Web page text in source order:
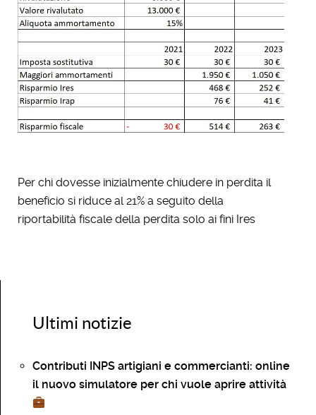
Per chi dovesse inizialmente chiudere in perdita il
beneficio si riduce al 21% a seguito della
riportabilità fiscale della perdita solo ai fini Ires
Ultimi notizie
Contributi INPS artigiani e commercianti: online
il nuovo simulatore per chi vuole aprire attività